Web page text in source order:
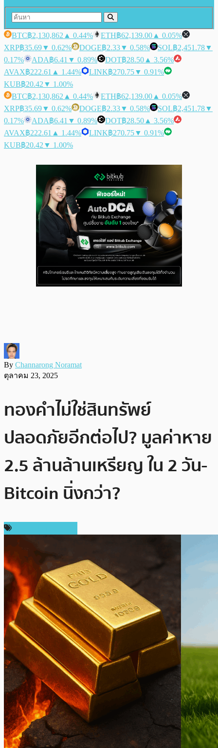
BTC฿2,130,862 ▲ 0.44% ETH฿62,139.00 ▲ 0.05%
XRP฿35.69▼ 0.62% DOGE฿2.33▼ 0.58% SOL฿2,451.78▼
0.17%
ADA฿6.41 ▼ 0.89% DOT฿28.50 ▲ 3.56%
AVAX฿222.61 ▲ 1.44% LINK฿270.75▼ 0.91%
KUB฿20.42 ▼ 1.00%
BTC฿2,130,862 ▲ 0.44% ETH฿62,139.00 ▲ 0.05%
XRP฿35.69▼ 0.62% DOGE฿2.33▼ 0.58% SOL฿2,451.78▼
0.17%
ADA฿6.41 ▼ 0.89% DOT฿28.50 ▲ 3.56%
AVAX฿222.61 ▲ 1.44% LINK฿270.75▼ 0.91%
KUB฿20.42 ▼ 1.00%
By Channarong Noramat
ตุลาคม 23, 2025
ทองคำไม่ใช่สินทรัพย์
ปลอดภัยอีกต่อไป? มูลค่าหาย
2.5 ล้านล้านเหรียญ ใน 2 วัน-
Bitcoin นิ่งกว่า?